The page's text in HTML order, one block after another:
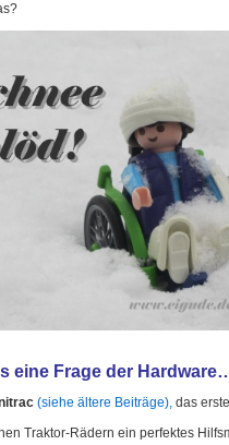
eine Frage der
(siehe ältere Beiträge),das
Traktor-Rädern ein perfektes